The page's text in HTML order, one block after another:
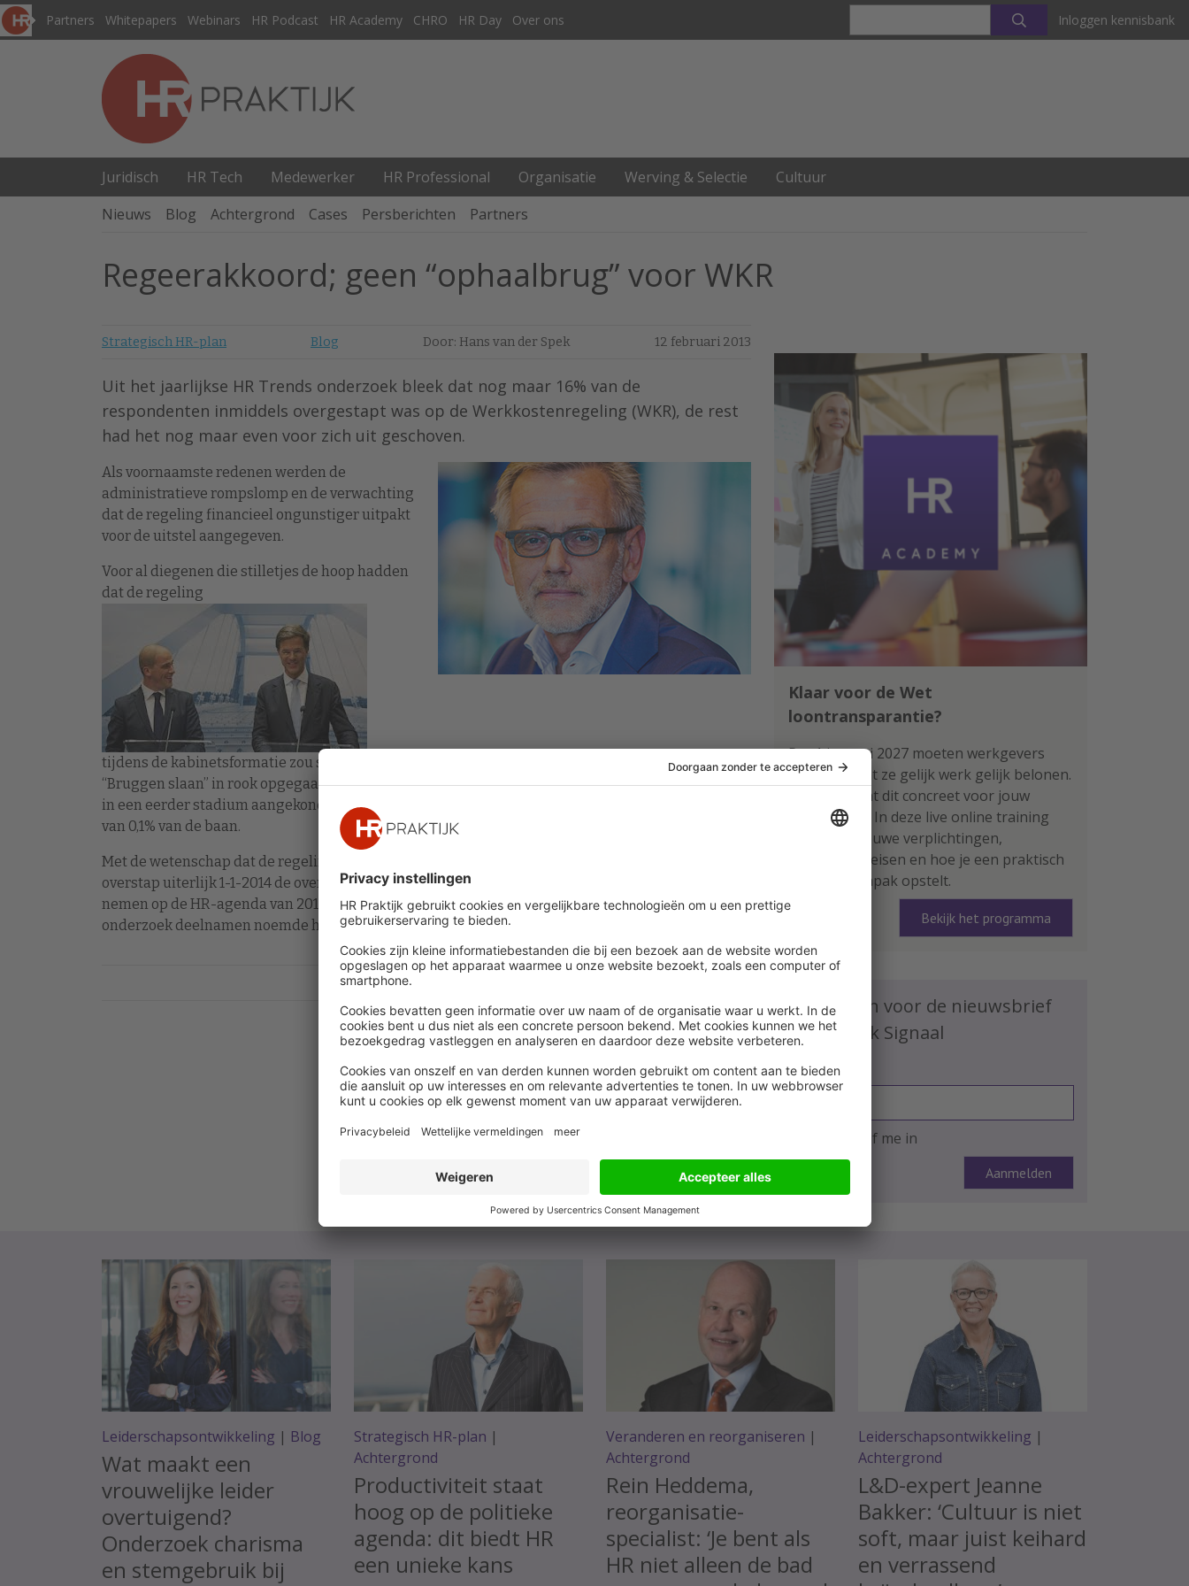
Partners Whitepapers Webinars HR Podcast HR Academy CHRO HR Day Over ons Inloggen kennisbank
Juridisch HR Tech Medewerker HR Professional Organisatie Werving & Selectie
Cultuur
Nieuws
Blog Achtergrond Cases Persberichten Partners
Regeerakkoord; geen “ophaalbrug” voor WKR
Strategisch HR-plan Blog Door: Hans van der Spek 12 februari 2013
Uit het jaarlijkse HR Trends onderzoek bleek dat nog maar 16% van de
respondenten inmiddels overgestapt was op de Werkkostenregeling (WKR), de rest
had het nog maar even voor zich uit geschoven.
Als voornaamste redenen werden de
administratieve rompslomp en de verwachting
dat de regeling financieel ongunstiger uitpakt
voor de uitstel aangegeven.
Voor al diegenen die stilletjes de hoop hadden
dat de regeling
tijdens de kabinetsformatie zou sneuvelen is die hoop na de publicatie van het regeerakkoord
“Bruggen slaan” in rook opgegaan. De WKR blijft gehandhaafd en als bezuinigingsmaatregel is de
in een eerder stadium aangekondigde verhoging (Belastingplan 2013) van de forfaitaire ruimte
van 0,1% van de baan.
Met de wetenschap dat de regeling gehandhaafd blijft, het merendeel van de bedrijven de
overstap uiterlijk 1-1-2014 de overstap moet maken zal de invoering een prominente plek in
nemen op de HR-agenda van 2013. Bijna de helft van de HR-professionals die aan het genoemde
onderzoek deelnamen noemde het zelfs als belangrijkste thema voor 2013.
Klaar voor de Wet
loontransparantie?
Per 1 januari 2027 moeten werkgevers
aantonen dat ze gelijk werk gelijk belonen.
Wat betekent dit concreet voor jouw
organisatie? In deze live online training
leer je de nieuwe verplichtingen,
rapportage-eisen en hoe je een praktisch
plan van aanpak opstelt.
Bekijk het programma
Schrijf je in voor de nieuwsbrief
HR Praktijk Signaal
E-mailadres
Ja, ik schrijf me in
Leiderschapsontwikkeling | Blog
Wat maakt een
vrouwelijke leider
overtuigend?
Onderzoek charisma
en stemgebruik bij
Strategisch HR-plan |
Achtergrond
Productiviteit staat
hoog op de politieke
agenda: dit biedt HR
een unieke kans
Veranderen en reorganiseren |
Achtergrond
Rein Heddema,
reorganisatie-
specialist: ‘Je bent als
HR niet alleen de bad
Leiderschapsontwikkeling |
Achtergrond
L&D-expert Jeanne
Bakker: ‘Cultuur is niet
soft, maar juist keihard
en verrassend